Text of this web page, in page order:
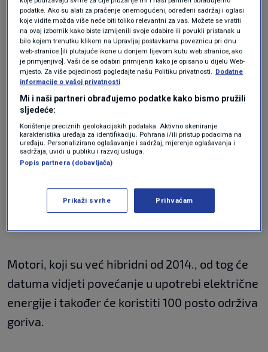
Ključni dio Audijeve odluke da se pridruži
Formuli 1 je cilj trkaće serije da postane
ugljično neutralan do 2030., rekao je
proizvođač automobila, uključujući nova
tehnička pravila usmjerena na veću
elektrifikaciju i održiva goriva koja se
primjenjuju od 2026.
Ova objava dolazi deset dana nakon što je
Svjetsko vijeće za moto sport FIA-e odobrilo
nove propise o motorima za bolide Formule 1
Motori, koji su već hibridni od 2014., od tog će
datuma vidjeti povećanje u upotrebi električne
energije i također će koristiti 100 posto održiva
goriva.
podatke. Ako su alati za praćenje onemogućeni, određeni sadržaj i oglasi
koje vidite možda više neće biti toliko relevantni za vas. Možete se vratiti
na ovaj izbornik kako biste izmijenili svoje odabire ili povukli pristanak u
bilo kojem trenutku klikom na Upravljaj postavkama poveznicu pri dnu
web-stranice [ili plutajuće ikone u donjem lijevom kutu web stranice, ako
je primjenjivo]. Vaši će se odabiri primijeniti kako je opisano u dijelu Web-
mjesto. Za više pojedinosti pogledajte našu Politiku privatnosti.
Dodatne
informacije o vašoj privatnosti
Mi i naši partneri obrađujemo podatke kako bismo pružili
sljedeće:
Korištenje preciznih geolokacijskih podataka. Aktivno skeniranje
karakteristika uređaja za identifikaciju. Pohrana i/ili pristup podacima na
uređaju. Personalizirano oglašavanje i sadržaj, mjerenje oglašavanja i
sadržaja, uvidi u publiku i razvoj usluga.
Popis partnera (dobavljača)
Prikaži svrhe Prihvaćam